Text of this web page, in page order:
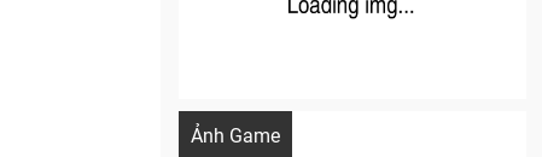
Ảnh Game